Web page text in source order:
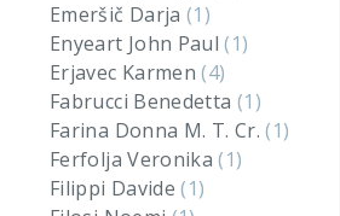
Emeršič Darja(1)
Enyeart John Paul(1)
Erjavec Karmen(4)
Fabrucci Benedetta (1)
Farina Donna M. T. Cr.(1)
Ferfolja Veronika(1)
Filippi Davide(1)